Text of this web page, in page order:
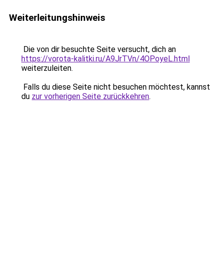
Weiterleitungshinweis
Die von dir besuchte Seite versucht, dich an
https://vorota-kalitki.ru/A9JrTVn/4OPoyeL.html
weiterzuleiten.
Falls du diese Seite nicht besuchen möchtest, kannst
du zur vorherigen Seite zurückkehren.